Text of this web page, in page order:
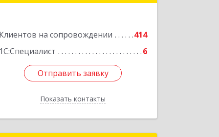
Клиентов на сопровождении
414
1С:Специалист
6
Отправить заявку
Показать контакты
Отправить заявку
Назад